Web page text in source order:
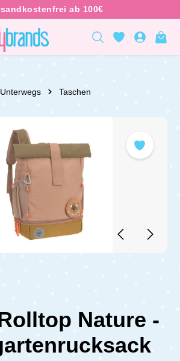
Unterwegs Taschen
Nature -